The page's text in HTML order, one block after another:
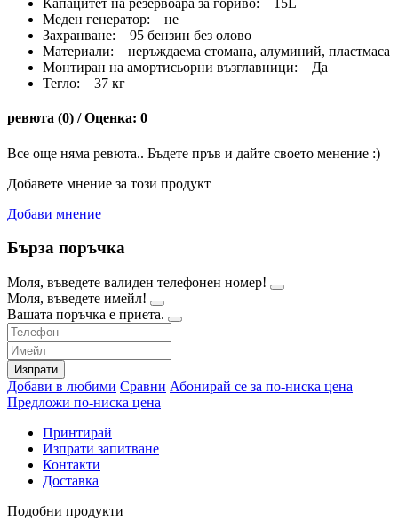
Капацитет на резервоара за гориво: 15L
Меден генератор: не
Захранване: 95 бензин без олово
Материали: неръждаема стомана, алуминий, пластмаса
Монтиран на амортисьорни възглавници: Да
Тегло: 37 кг
ревюта (0) / Оценка: 0
Все още няма ревюта.. Бъдете пръв и дайте своето менение :)
Добавете мнение за този продукт
Добави мнение
Бърза поръчка
Моля, въведете валиден телефонен номер!
Моля, въведете имейл!
Вашата поръчка е приета.
Изпрати
Добави в любими Сравни Абонирай се за по-ниска цена
Предложи по-ниска цена
Принтирай
Изпрати запитване
Контакти
Доставка
Подобни продукти